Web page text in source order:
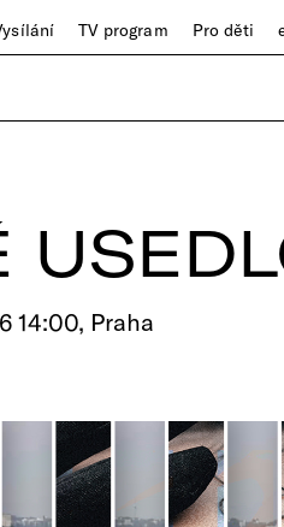
TV program Pro děti
14:00, Praha